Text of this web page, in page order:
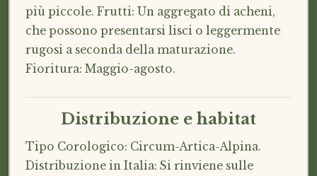
più piccole. Frutti: Un aggregato di acheni,
che possono presentarsi lisci o leggermente
rugosi a seconda della maturazione.
Fioritura: Maggio-agosto.
Distribuzione e habitat
Tipo Corologico: Circum-Artica-Alpina.
Distribuzione in Italia: Si rinviene sulle